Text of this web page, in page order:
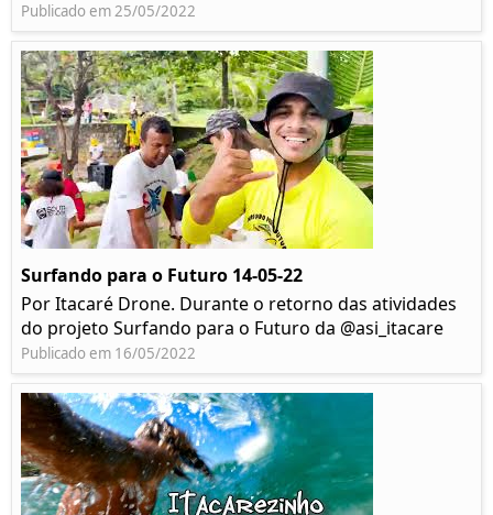
Publicado em 25/05/2022
Surfando para o Futuro 14-05-22
Por Itacaré Drone. Durante o retorno das atividades
do projeto Surfando para o Futuro da @asi_itacare
Publicado em 16/05/2022